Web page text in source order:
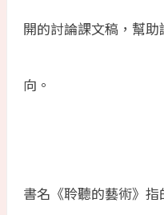
開的討論課文稿，幫
向。
書名《聆聽的藝術》